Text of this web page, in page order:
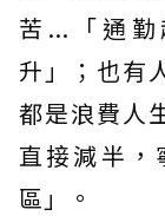
苦...「通
升」；也有
都是浪費人
直接減半，
區」。